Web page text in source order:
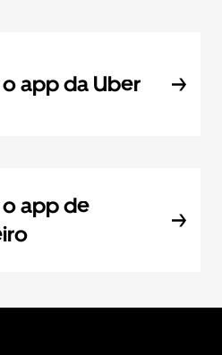
o app da Uber
o app de